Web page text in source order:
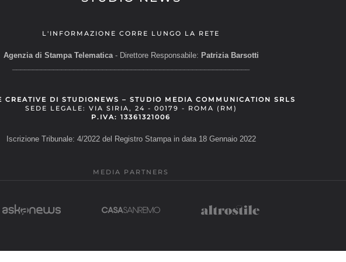
L'INFORMAZIONE CORRE LUNGO LA RETE
Agenzia di Stampa Telematica- Direttore Responsabile: Patrizia Barsotti
CREATIVE DI STUDIONEWS – STUDIO MEDIA COMMUNICATION SRLS
SEDE LEGALE: VIA SIRIA, 24 - 00179 - ROMA (RM)
P.IVA: 13361321006
Iscrizione Tribunale: 4/2022 del Registro Stampa in data 18 Gennaio 2022
MEDIA PARTNERS